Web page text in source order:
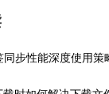
同步性能深度使用策